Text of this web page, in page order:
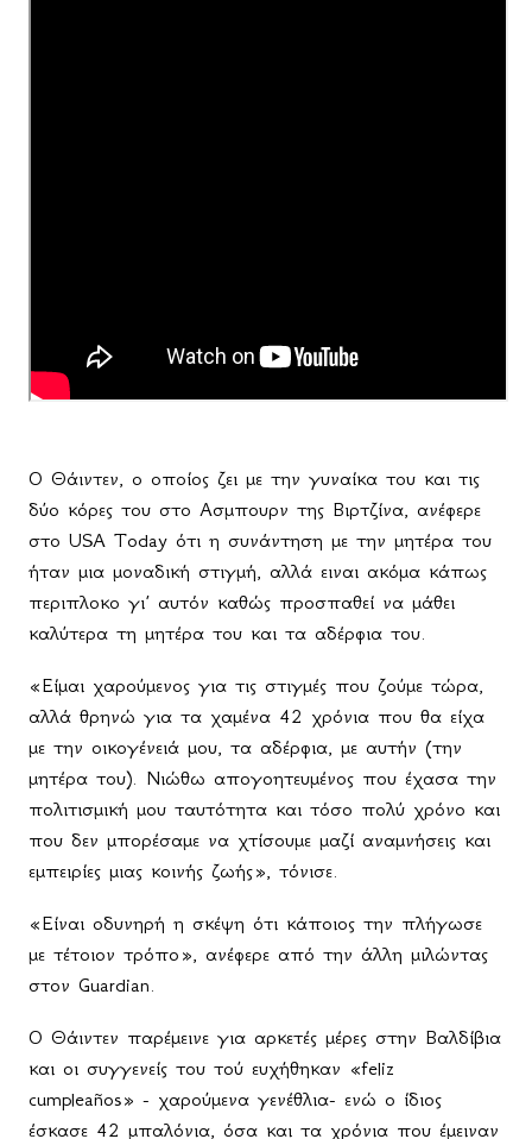
Ο Θάιντεν, ο οποίος ζει με την γυναίκα του και τις
δύο κόρες του στο Ασμπουρν της Βιρτζίνα, ανέφερε
στο USA Today ότι η συνάντηση με την μητέρα του
ήταν μια μοναδική στιγμή, αλλά ειναι ακόμα κάπως
περιπλοκο γι’ αυτόν καθώς προσπαθεί να μάθει
καλύτερα τη μητέρα του και τα αδέρφια του.
«Είμαι χαρούμενος για τις στιγμές που ζούμε τώρα,
αλλά θρηνώ για τα χαμένα 42 χρόνια που θα είχα
με την οικογένειά μου, τα αδέρφια, με αυτήν (την
μητέρα του). Νιώθω απογοητευμένος που έχασα την
πολιτισμική μου ταυτότητα και τόσο πολύ χρόνο και
που δεν μπορέσαμε να χτίσουμε μαζί αναμνήσεις και
εμπειρίες μιας κοινής ζωής», τόνισε.
«Είναι οδυνηρή η σκέψη ότι κάποιος την πλήγωσε
με τέτοιον τρόπο», ανέφερε από την άλλη μιλώντας
στον Guardian.
Ο Θάιντεν παρέμεινε για αρκετές μέρες στην Βαλδίβια
και οι συγγενείς του τού ευχήθηκαν «feliz
cumpleaños» - χαρούμενα γενέθλια- ενώ ο ίδιος
έσκασε 42 μπαλόνια, όσα και τα χρόνια που έμειναν